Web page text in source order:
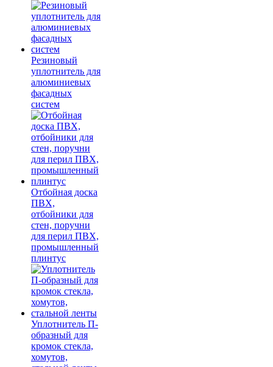
Резиновый
уплотнитель для
алюминиевых
фасадных
систем
Отбойная доска
ПВХ,
отбойники для
стен, поручни
для перил ПВХ,
промышленный
плинтус
Уплотнитель П-
образный для
кромок стекла,
хомутов,